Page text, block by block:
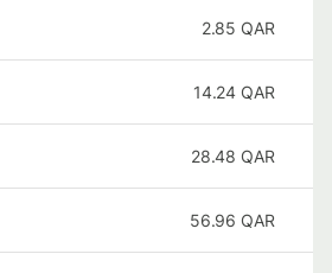
2.85 QAR
14.24 QAR
28.48 QAR
56.96 QAR